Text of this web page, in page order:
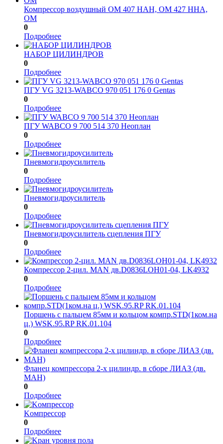
Компрессор воздушный OM 407 HAH, OM 427 HHA,
OM
0
Подробнее
НАБОР ЦИЛИНДРОВ
0
Подробнее
ПГУ VG 3213-WABCO 970 051 176 0 Gentas
0
Подробнее
ПГУ WABCO 9 700 514 370 Неоплан
0
Подробнее
Пневмогидроусилитель
0
Подробнее
Пневмогидроусилитель
0
Подробнее
Пневмогидроусилитель сцепления ПГУ
0
Подробнее
Компрессор 2-цил. MAN дв.D0836LOH01-04, LK4932
0
Подробнее
Поршень с пальцем 85мм и кольцом компр.STD(1ком.на
ц.) WSK.95.RP RK.01.104
0
Подробнее
Фланец компрессора 2-х цилиндр. в сборе ЛИАЗ (дв.
МАН)
0
Подробнее
Kомпрессор
0
Подробнее